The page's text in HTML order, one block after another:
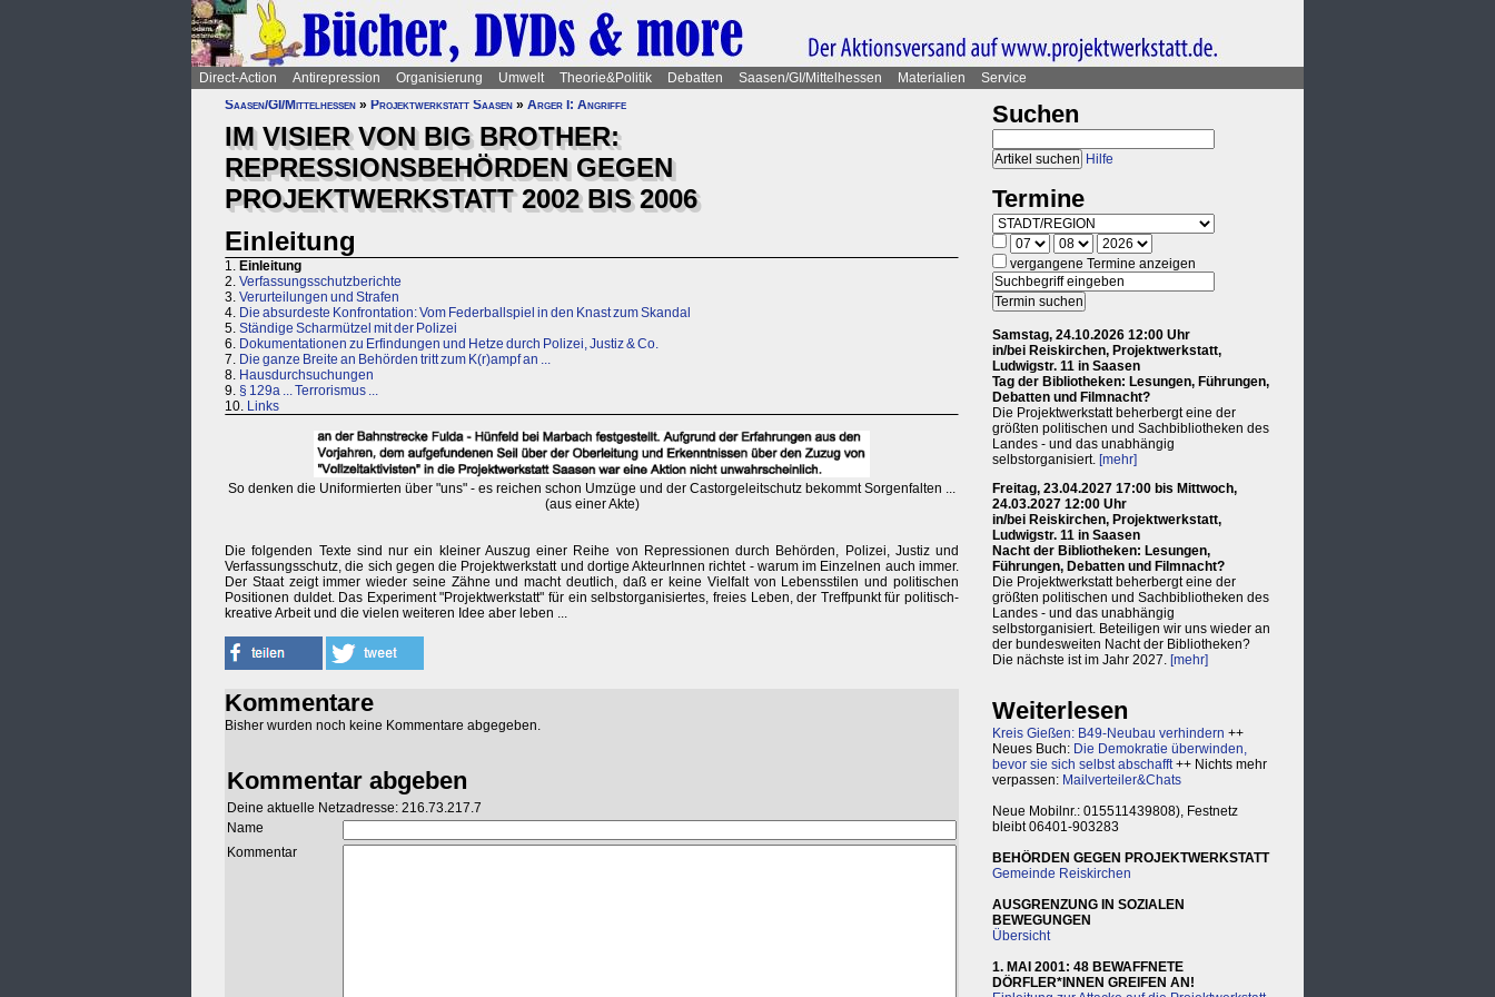
Direct-Action Antirepression Organisierung Umwelt Theorie&Politik Debatten Saasen/GI/Mittelhessen Materialien
Service
Saasen/GI/Mittelhessen » Projektwerkstatt Saasen » Ärger I: Angriffe
IM VISIER VON BIG BROTHER:
REPRESSIONSBEHÖRDEN GEGEN
PROJEKTWERKSTATT 2002 BIS 2006
Einleitung
1. Einleitung
2. Verfassungsschutzberichte
3. Verurteilungen und Strafen
4. Die absurdeste Konfrontation: Vom Federballspiel in den Knast zum Skandal
5. Ständige Scharmützel mit der Polizei
6. Dokumentationen zu Erfindungen und Hetze durch Polizei, Justiz & Co.
7. Die ganze Breite an Behörden tritt zum K(r)ampf an ...
8. Hausdurchsuchungen
9. § 129a ... Terrorismus ...
10. Links
So denken die Uniformierten über "uns" - es reichen schon Umzüge und der Castorgeleitschutz bekommt Sorgenfalten ...
(aus einer Akte)
Die folgenden Texte sind nur ein kleiner Auszug einer Reihe von Repressionen durch Behörden, Polizei, Justiz und
Verfassungsschutz, die sich gegen die Projektwerkstatt und dortige AkteurInnen richtet - warum im Einzelnen auch immer.
Der Staat zeigt immer wieder seine Zähne und macht deutlich, daß er keine Vielfalt von Lebensstilen und politischen
Positionen duldet. Das Experiment "Projektwerkstatt" für ein selbstorganisiertes, freies Leben, der Treffpunkt für politisch-
kreative Arbeit und die vielen weiteren Idee aber leben ...
Kommentare
Bisher wurden noch keine Kommentare abgegeben.
Kommentar abgeben
Deine aktuelle Netzadresse: 216.73.217.7
Name
Kommentar
Suchen
Hilfe
Termine
vergangene Termine anzeigen
Samstag, 24.10.2026 12:00 Uhr
in/bei Reiskirchen, Projektwerkstatt,
Ludwigstr. 11 in Saasen
Tag der Bibliotheken: Lesungen, Führungen,
Debatten und Filmnacht?
Die Projektwerkstatt beherbergt eine der
größten politischen und Sachbibliotheken des
Landes - und das unabhängig
selbstorganisiert. [mehr]
Freitag, 23.04.2027 17:00 bis Mittwoch,
24.03.2027 12:00 Uhr
in/bei Reiskirchen, Projektwerkstatt,
Ludwigstr. 11 in Saasen
Nacht der Bibliotheken: Lesungen,
Führungen, Debatten und Filmnacht?
Die Projektwerkstatt beherbergt eine der
größten politischen und Sachbibliotheken des
Landes - und das unabhängig
selbstorganisiert. Beteiligen wir uns wieder an
der bundesweiten Nacht der Bibliotheken?
Die nächste ist im Jahr 2027. [mehr]
Weiterlesen
Kreis Gießen: B49-Neubau verhindern ++
Neues Buch: Die Demokratie überwinden,
bevor sie sich selbst abschafft++ Nichts mehr
verpassen: Mailverteiler&Chats
Neue Mobilnr.: 015511439808), Festnetz
bleibt 06401-903283
BEHÖRDEN GEGEN PROJEKTWERKSTATT
Gemeinde Reiskirchen
AUSGRENZUNG IN SOZIALEN
BEWEGUNGEN
Übersicht
1. MAI 2001: 48 BEWAFFNETE
DÖRFLER*INNEN GREIFEN AN!